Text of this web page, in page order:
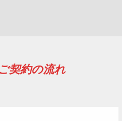
問されたか等を確認する仕組
びウェブビーコンを利用し、
契約の流れ